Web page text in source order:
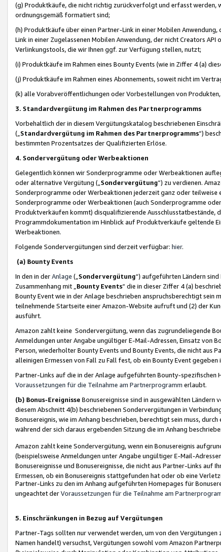
(g) Produktkäufe, die nicht richtig zurückverfolgt und erfasst werden,
ordnungsgemäß formatiert sind;
(h) Produktkäufe über einen Partner-Link in einer Mobilen
Link in einer Zugelassenen Mobilen Anwendung, der nicht Creators
Verlinkungstools, die wir Ihnen ggf. zur Verfügung stellen, nutzt;
(i) Produktkäufe im Rahmen eines Bounty Events (wie in Ziffer 4 (a)
(j) Produktkäufe im Rahmen eines Abonnements, soweit nicht im
(k) alle Vorabveröffentlichungen oder Vorbestellungen von
3. Standardvergütung im Rahmen des Partnerprogramms
Vorbehaltlich der in diesem Vergütungskatalog beschriebenen
(„ Standardvergütung im Rahmen des Partnerprogramms“)
bestimmten Prozentsatzes der Qualifizierten Erlöse.
4. Sondervergütung oder Werbeaktionen
Gelegentlich können wir Sonderprogramme oder Werbeaktionen
oder alternative Vergütung („ Sondervergütung”) zu verdienen.
Sonderprogramme oder Werbeaktionen jederzeit ganz oder
Sonderprogramme oder Werbeaktionen (auch Sonderprogramme
Produktverkäufen kommt) disqualifizierende Ausschlusstatbestände,
Programmdokumentation im Hinblick auf Produktverkäufe geltende
Werbeaktionen.
Folgende Sondervergütungen sind derzeit verfügbar: hier.
(a) Bounty Events
In den in derAnlage („ Sondervergütung“) aufgeführten Ländern
Zusammenhang mit „ Bounty Events“ die in dieser Ziffer 4 (a)
Bounty Event wie in der Anlage beschrieben anspruchsberechtigt sein
teilnehmende Startseite einer Amazon-Website aufruft und (2) der
ausführt.
Amazon zahlt keine Sondervergütung, wenn das zugrundeliegende
Anmeldungen unter Angabe ungültiger E-Mail-Adressen, Einsatz von
Person, wiederholter Bounty Events und Bounty Events, die nicht
alleinigen Ermessen von Fall zu Fall fest, ob ein Bounty Event
Partner-Links auf die in der Anlage aufgeführten Bounty-spezifischen
Voraussetzungen für die Teilnahme am Partnerprogramm erlaubt.
(b) Bonus-Ereignisse Bonusereignisse sind in ausgewählten Ländern
diesem Abschnitt 4(b) beschriebenen Sondervergütungen in
Bonusereignis, wie im Anhang beschrieben, berechtigt sein muss,
während der sich daraus ergebenden Sitzung die im Anhang
Amazon zahlt keine Sondervergütung, wenn ein Bonusereignis
(beispielsweise Anmeldungen unter Angabe ungültiger E-Mail-
Bonusereignisse und Bonusereignisse, die nicht aus Partner-Links auf
Ermessen, ob ein Bonusereignis stattgefunden hat oder ob eine
Partner-Links zu den im Anhang aufgeführten Homepages für
ungeachtet derVoraussetzungen für die Teilnahme am
5. Einschränkungen in Bezug auf Vergütungen
Partner-Tags sollten nur verwendet werden, um von den
Namen handelt) versuchst, Vergütungen sowohl vom Amazon